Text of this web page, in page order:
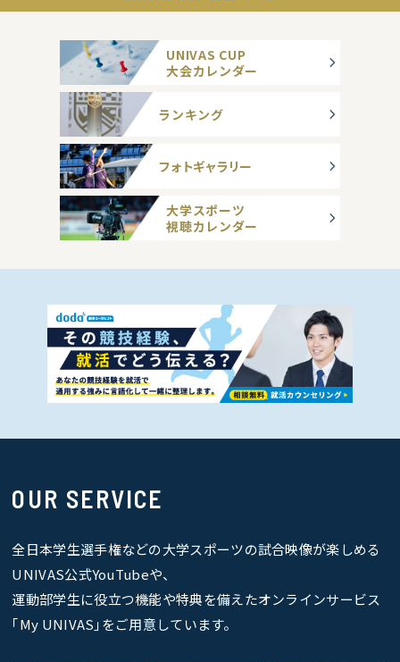
UNIVAS CUP
大会カレンダー
ランキング
フォトギャラリー
大学スポーツ
視聴カレンダー
OUR SERVICE
全日本学生選手権などの大学スポーツの試合映像が楽しめる
UNIVAS公式YouTubeや、
運動部学生に役立つ機能や特典を備えたオンラインサービス
｢My UNIVAS｣をご用意しています。